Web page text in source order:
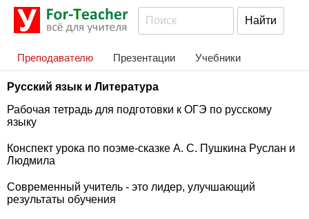
Преподавателю Презентации Учебники
Русский язык и Литература
Рабочая тетрадь для подготовки к ОГЭ по русскому
языку
Конспект урока по поэме-сказке А. С. Пушкина Руслан и
Людмила
Современный учитель - это лидер, улучшающий
результаты обучения